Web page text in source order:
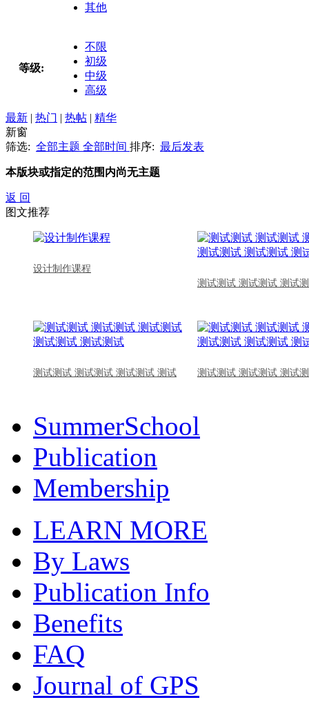
其他
等级:
不限
初级
中级
高级
最新 | 热门 | 热帖 | 精华
新窗
筛选: 全部主题 全部时间 排序: 最后发表
本版块或指定的范围内尚无主题
返 回
图文推荐
设计制作课程
测试测试 测试测试 测试
测试测试 测试测试 测试测试 测试 测试测试 测试测试 测试
SummerSchool
Publication
Membership
LEARN MORE
By Laws
Publication Info
Benefits
FAQ
Journal of GPS